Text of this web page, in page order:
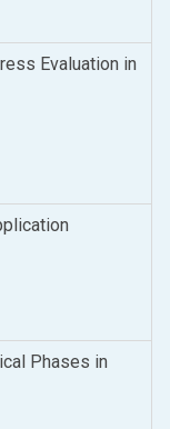
Evaluation in
Phases in